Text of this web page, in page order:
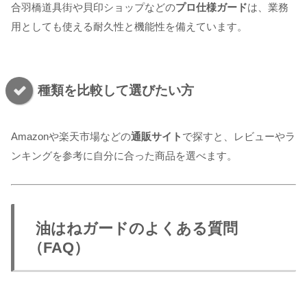
合羽橋道具街や貝印ショップなどのプロ仕様ガードは、業務
用としても使える耐久性と機能性を備えています。
種類を比較して選びたい方
Amazonや楽天市場などの通販サイト で探すと、レビューやラ
ンキングを参考に自分に合った商品を選べます。
油はねガードのよくある質問
（FAQ）